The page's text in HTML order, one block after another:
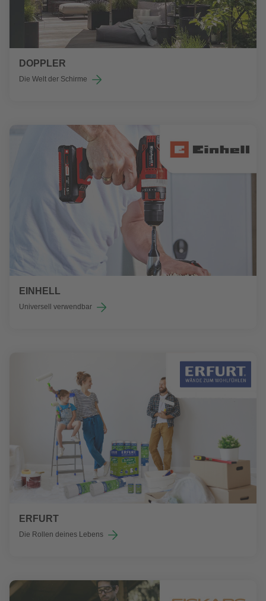
DOPPLER
Die Welt der Schirme
EINHELL
Universell verwendbar
ERFURT
Die Rollen deines Lebens